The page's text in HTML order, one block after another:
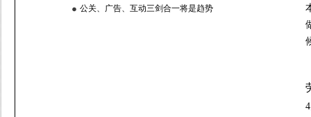
公关、广告、互动三剑合一将是趋势